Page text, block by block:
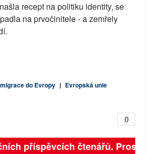
recept na politiku identity, se
na prvočinitele - a zemřely
do Evropy | Evropská unie
0
příspěvcích čtenářů.